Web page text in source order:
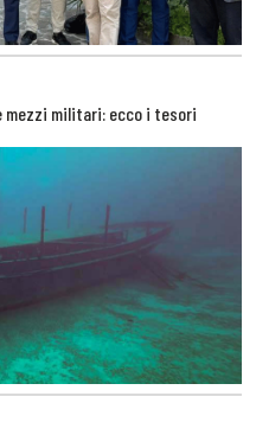
mezzi militari: ecco i tesori